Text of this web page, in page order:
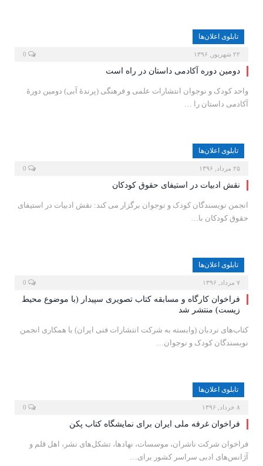
تابلوی اعلان‌ها
۲۲ شهریور, ۱۳۹۶
دومین دوره آکادمی داستان در راه است
واحد کودک و نوجوان انتشارات علمی و فرهنگی (پرندۀ آبی) دومین دورۀ
آکادمی داستان را …
تابلوی اعلان‌ها
۲۵ مرداد, ۱۳۹۶
نقش ادبیات در استیفای حقوق کودکان
انجمن نویسندگان کودک و نوجوان برگزار می کند: نقش ادبیات در استیفای
حقوق کودکان با…
تابلوی اعلان‌ها
۷ مرداد, ۱۳۹۶
فراخوان کارگاه و مسابقه کتاب تصویری سپیدار (با موضوع محیط
زیست) منتشر شد
کتاب‌های نردبان (وابسته به شرکت انتشارات فنی ایران) با همکاری انجمن
نویسندگان کودک و نوجوان…
تابلوی اعلان‌ها
۸ خرداد, ۱۳۹۶
فراخوان غرفه ملی ایران برای نمایشگاه کتاب پکن
فراخوان شرکت ناشران، موسسات، نهادها، تشکل‌های نشر، اهل قلم و
آژانس‌های ادبی سراسر کشور برای…